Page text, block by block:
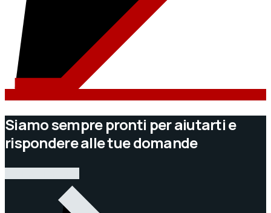
Siamo sempre pronti per aiutarti e
rispondere alle tue domande